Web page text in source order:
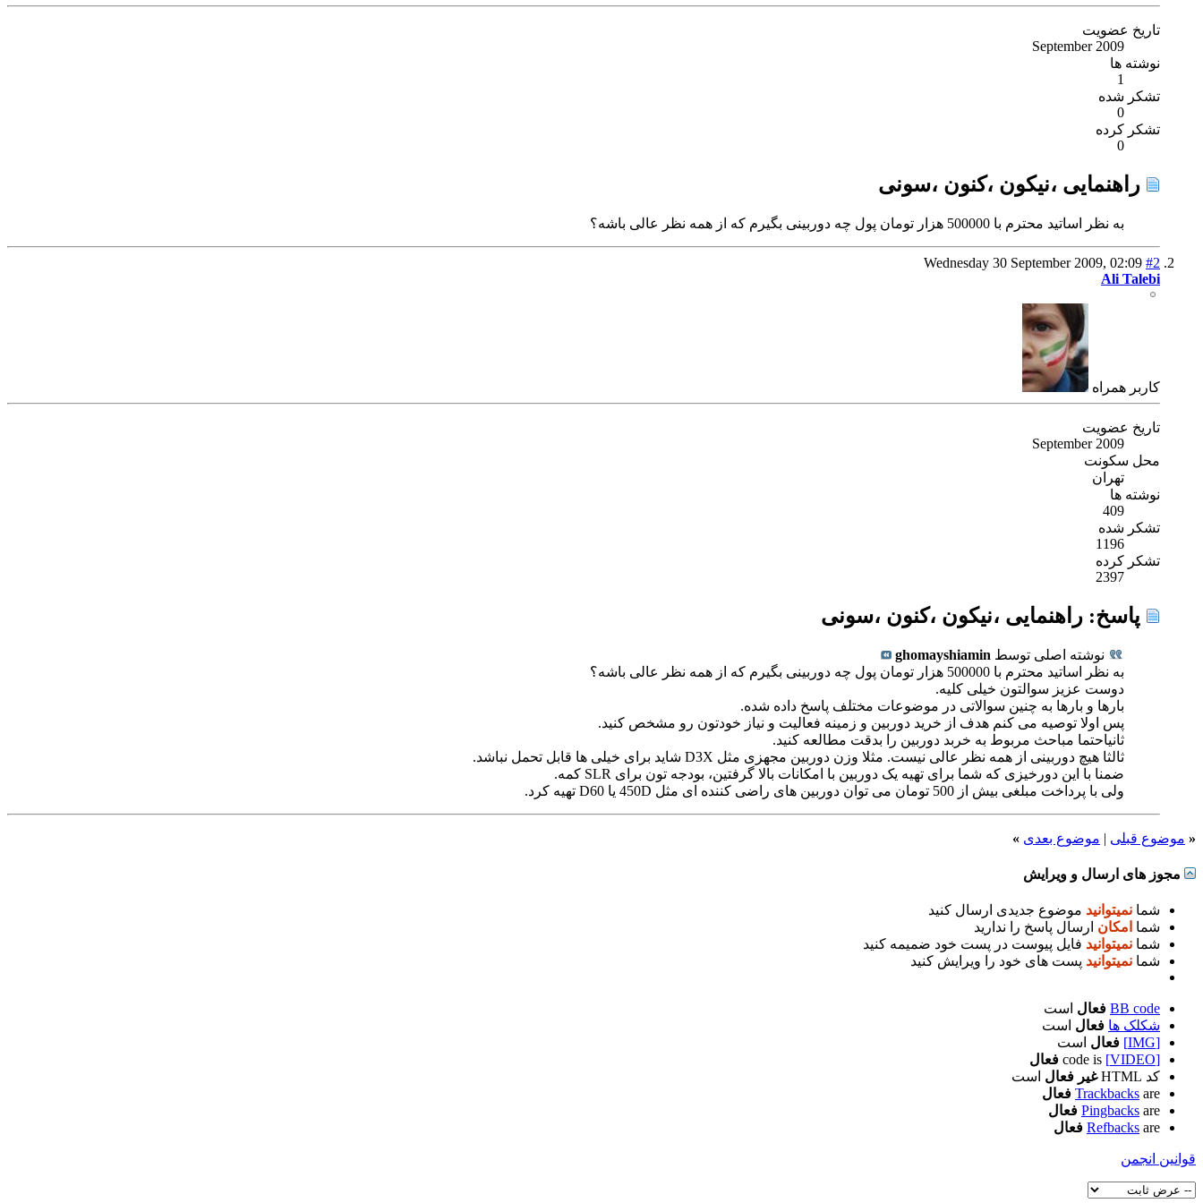
تاریخ عضویت
September 2009
نوشته ها
1
تشکر شده
0
تشکر کرده
0
راهنمایی ،نیکون ،کنون ،سونی
به نظر اساتید محترم با 500000 هزار تومان پول چه دوربینی بگیرم که از همه نظر عالی باشه؟
Wednesday 30 September 2009, 02:09 #2
Ali Talebi
كاربر همراه
تاریخ عضویت
September 2009
محل سکونت
تهران
نوشته ها
409
تشکر شده
1196
تشکر کرده
2397
پاسخ: راهنمایی ،نیکون ،کنون ،سونی
نوشته اصلی توسط ghomayshiamin
به نظر اساتید محترم با 500000 هزار تومان پول چه دوربینی بگیرم که از همه نظر عالی باشه؟
دوست عزیز سوالتون خیلی کلیه.
بارها و بارها به چنین سوالاتی در موضوعات مختلف پاسخ داده شده.
پس اولا توصیه می کنم هدف از خرید دوربین و زمینه فعالیت و نیاز خودتون رو مشخص کنید.
ثانیاحتما مباحث مربوط به خربد دوربین را بدقت مطالعه کنید.
ثالثا هیچ دوربینی از همه نظر عالی نیست. مثلا وزن دوربین مجهزی مثل D3X شاید برای خیلی ها قابل تحمل نباشد.
ضمنا با این دورخیزی که شما برای تهیه یک دوربین با امکانات بالا گرفتین، بودجه تون برای SLR کمه.
ولی با پرداخت مبلغی بیش از 500 تومان می توان دوربین های راضی کننده ای مثل 450D یا D60 تهیه کرد.
« موضوع قبلی | موضوع بعدی »
مجوز های ارسال و ویرایش
شما نمیتوانید موضوع جدیدی ارسال کنید
شما امکان ارسال پاسخ را ندارید
شما نمیتوانید فایل پیوست در پست خود ضمیمه کنید
شما نمیتوانید پست های خود را ویرایش کنید
BB code فعال است
شکلک ها فعال است
[IMG]
فعال است
[VIDEO]
فعال
کد HTML
غیر فعال است
Trackbacks are
فعال
Pingbacks are
فعال
Refbacks are فعال
قوانین انجمن